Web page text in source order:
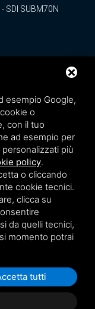
SDI SUBM70N
Policy
Terms of Service
esempio Google,
o
con il tuo
ad esempio per
più
policy.
o cliccando
cookie tecnici.
clicca su
da quelli tecnici,
momento potrai
tutti